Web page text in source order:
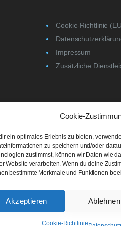
Cookie-
ein optimales Erlebnis zu bieten,
zu speichern und/oder
zustimmst, können wir Daten wie
Website verarbeiten. Wenn du deine
bestimmte Merkmale und Funktionen
Akzeptieren Ablehnen
Cookie-Richtlinie
Cookie-Richtlinie
Impressum
Zusätzliche